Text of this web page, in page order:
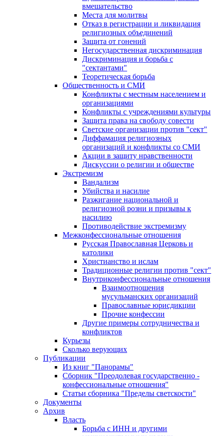
вмешательство
Места для молитвы
Отказ в регистрации и ликвидация
религиозных объединений
Защита от гонений
Негосударственная дискриминация
Дискриминация и борьба с
"сектантами"
Теоретическая борьба
Общественность и СМИ
Конфликты с местным населением и
организациями
Конфликты с учреждениями культуры
Защита права на свободу совести
Светские организации против "сект"
Диффамация религиозных
организаций и конфликты со СМИ
Акции в защиту нравственности
Дискуссии о религии и обществе
Экстремизм
Вандализм
Убийства и насилие
Разжигание национальной и
религиозной розни и призывы к
насилию
Противодействие экстремизму
Межконфессиональные отношения
Русская Православная Церковь и
католики
Христианство и ислам
Традиционные религии против "сект"
Внутриконфессиональные отношения
Взаимоотношения
мусульманских организаций
Православные юрисдикции
Прочие конфессии
Другие примеры сотрудничества и
конфликтов
Курьезы
Сколько верующих
Публикации
Из книг "Панорамы"
Сборник "Преодолевая государственно -
конфессиональные отношения"
Статьи сборника "Пределы светскости"
Документы
Архив
Власть
Борьба с ИНН и другими